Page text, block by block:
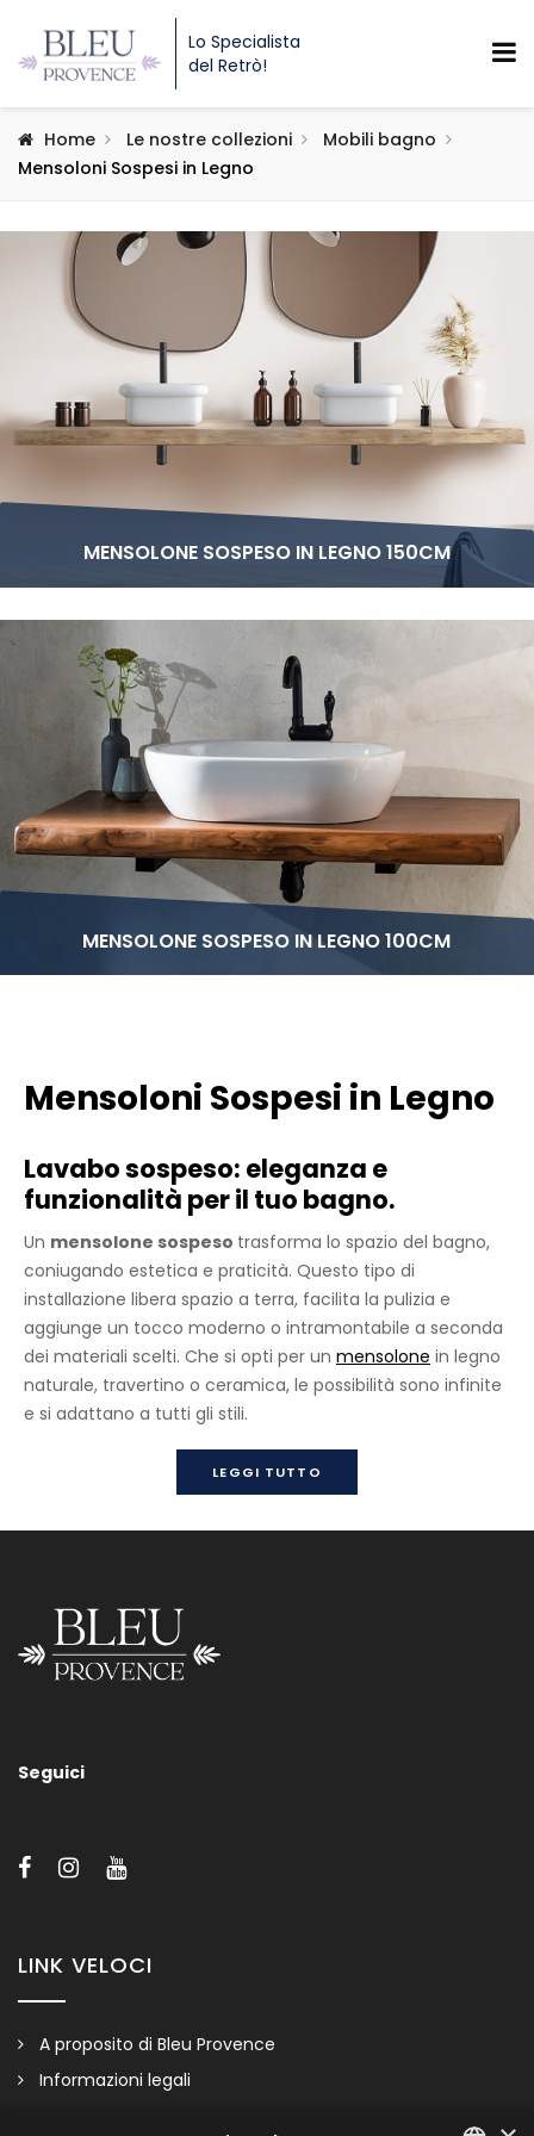
Lo Specialista
del Retrò!
Home Le nostre collezioni
Mobili bagno
Mensoloni Sospesi in Legno
MENSOLONE SOSPESO IN LEGNO 150CM
MENSOLONE SOSPESO IN LEGNO 100CM
Mensolone Sospeso In Legno 150cm
Mensoloni Sospesi in Legno
Lavabo sospeso: eleganza e
funzionalità per il tuo bagno.
Un mensolone sospeso trasforma lo spazio del bagno,
coniugando estetica e praticità. Questo tipo di
installazione libera spazio a terra, facilita la pulizia e
aggiunge un tocco moderno o intramontabile a seconda
dei materiali scelti. Che si opti per un mensolone in legno
naturale, travertino o ceramica, le possibilità sono infinite
e si adattano a tutti gli stili.
LEGGI TUTTO
Seguici
LINK VELOCI
A proposito di Bleu Provence
Informazioni legali